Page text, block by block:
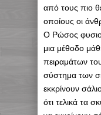
από τους πιο
οποίους οι
Ο Ρώσος
μια μέθοδο
πειραμάτων
σύστημα των
εκκρίνουν
ότι τελικά τα